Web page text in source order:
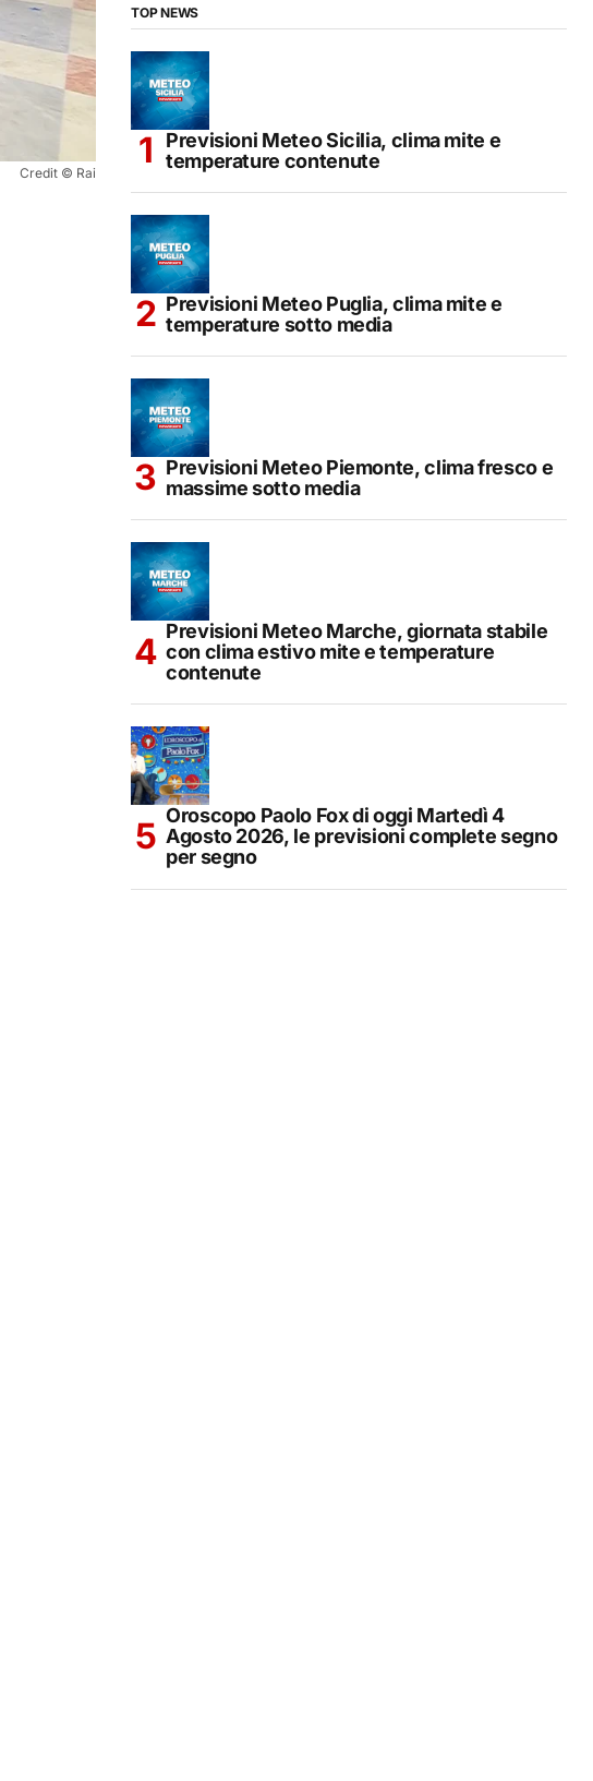
Credit © Rai
TOP NEWS
Previsioni Meteo Sicilia, clima mite e
temperature contenute
Previsioni Meteo Puglia, clima mite e
temperature sotto media
Previsioni Meteo Piemonte, clima fresco e
massime sotto media
Previsioni Meteo Marche, giornata stabile
con clima estivo mite e temperature
contenute
Oroscopo Paolo Fox di oggi Martedì 4
Agosto 2026, le previsioni complete segno
per segno